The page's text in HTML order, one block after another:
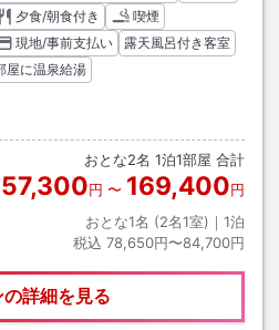
夕食/朝食付き
喫煙
現地/事前支払い
露天風呂付き客室
屋に温泉給湯
おとな2名 1泊1部屋 合計
円 〜 169,400円
おとな1名 (2名1室)｜ 1泊
税込 78,650円〜84,700円
の詳細を見る